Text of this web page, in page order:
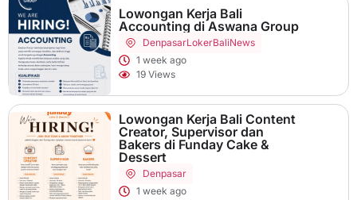
Lowongan Kerja Bali
Accounting di Aswana Group
DenpasarLokerBaliNews
1 week ago
19 Views
Lowongan Kerja Bali Content
Creator, Supervisor dan
Bakers di Funday Cake &
Dessert
Denpasar
1 week ago